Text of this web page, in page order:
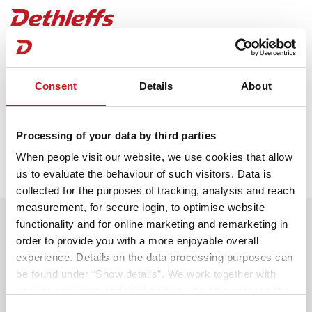
Consent Details About
Processing of your data by third parties
When people visit our website, we use cookies that allow
us to evaluate the behaviour of such visitors. Data is
collected for the purposes of tracking, analysis and reach
measurement, for secure login, to optimise website
functionality and for online marketing and remarketing in
order to provide you with a more enjoyable overall
experience. Details on the data processing purposes can
be found under “Show details”. We work together with
Termin-Anfragebestätigung
kontaktieren, um mit dir einen persönlichen
Beratungstermin abzustimmen.
Du erhältst in Kürze eine Eingangsbestätigung per
Mail. Dein ausgewählter Händler wird dich zeitnah
kontaktieren, um mit dir einen persönlichen
Beratungstermin abzustimmen.
Nutze die Wartezeit und gestalte
dein Traumfahrzeug!
Bereite dich optimal auf deine Beratung vor und
entdecke alle Möglichkeiten. Starte
deine Konfiguration!